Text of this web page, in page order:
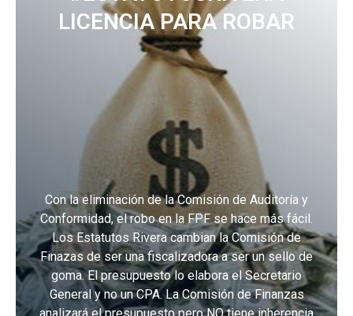
LICENCIA PARA ROBAR
Con la eliminación de la Comisión de Auditoría y
Conformidad, el robo en la FPF se hace más fácil.
Los Estatutos Rivera cambian la Comisión de
Finazas de ser una fiscalizadora a ser un sello de
goma. El presupuesto lo elabora el Secretario
General y no un CPA. La Comisión de Finanzas